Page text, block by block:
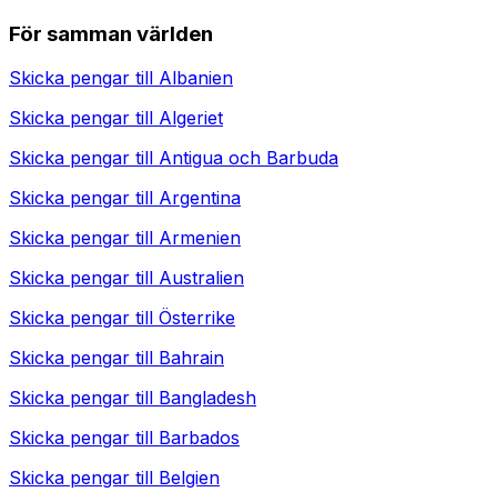
För samman världen
Skicka pengar till Albanien
Skicka pengar till Algeriet
Skicka pengar till Antigua och Barbuda
Skicka pengar till Argentina
Skicka pengar till Armenien
Skicka pengar till Australien
Skicka pengar till Österrike
Skicka pengar till Bahrain
Skicka pengar till Bangladesh
Skicka pengar till Barbados
Skicka pengar till Belgien